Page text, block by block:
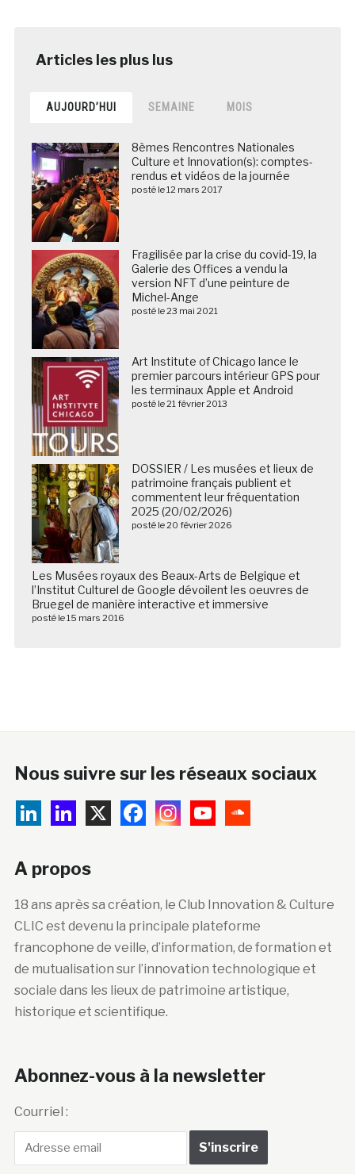
AUJOURD’HUI SEMAINE MOIS
8èmes Rencontres Nationales
Culture et Innovation(s): comptes-
rendus et vidéos de la journée
posté le 12 mars 2017
Fragilisée par la crise du covid-19, la
Galerie des Offices a vendu la
version NFT d’une peinture de
Michel-Ange
posté le 23 mai 2021
Art Institute of Chicago lance le
premier parcours intérieur GPS pour
les terminaux Apple et Android
posté le 21 février 2013
DOSSIER / Les musées et lieux de
patrimoine français publient et
commentent leur fréquentation
2025 (20/02/2026)
posté le 20 février 2026
Les Musées royaux des Beaux-Arts de Belgique et
l’Institut Culturel de Google dévoilent les oeuvres de
Bruegel de manière interactive et immersive
posté le 15 mars 2016
Nous suivre sur les réseaux sociaux
A propos
18 ans après sa création, le Club Innovation & Culture
CLIC est devenu la principale plateforme
francophone de veille, d’information, de formation et
de mutualisation sur l’innovation technologique et
sociale dans les lieux de patrimoine artistique,
historique et scientifique.
Abonnez-vous à la newsletter
Courriel :